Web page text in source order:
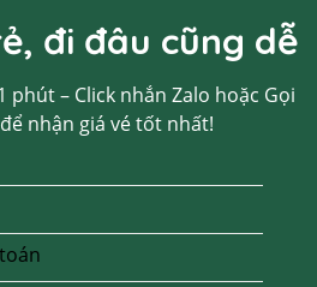
đi đâu cũng dễ
– Click nhắn Zalo hoặc Gọi
nhận giá vé tốt nhất!